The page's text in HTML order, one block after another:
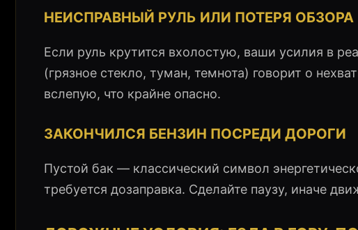
НЕИСПРАВНЫЙ РУЛЬ ИЛИ ПОТЕРЯ ОБЗОРА
Если руль крутится вхолостую, ваши усилия в
(грязное стекло, туман, темнота) говорит о
вслепую, что крайне опасно.
ЗАКОНЧИЛСЯ БЕНЗИН ПОСРЕДИ ДОРОГИ
Пустой бак — классический символ
требуется дозаправка. Сделайте паузу, иначе